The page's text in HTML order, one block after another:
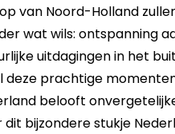
van Noord-Holland
wat wils: ontspanning
uitdagingen in het
prachtige
belooft
bijzondere stukje